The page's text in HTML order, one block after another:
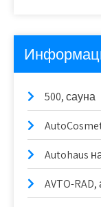
500, сауна
Autohaus
AVTO-